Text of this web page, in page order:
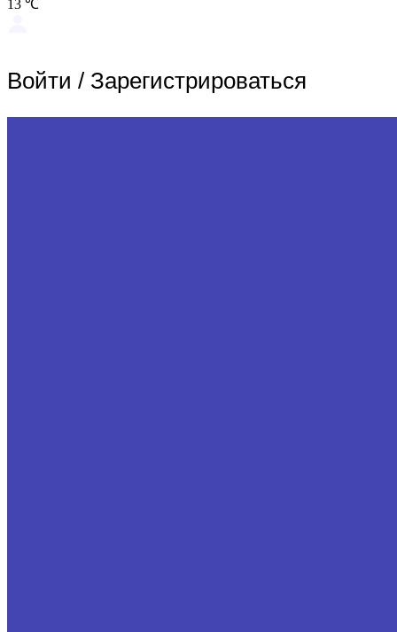
13 ℃
Войти / Зарегистрироваться